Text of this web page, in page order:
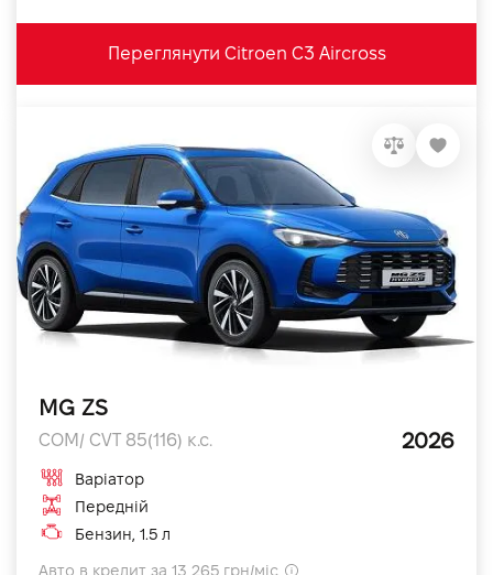
Переглянути Citroen C3 Aircross
MG ZS
COM/ CVT 85(116) к.с. 2026
Варіатор
Передній
Бензин, 1.5 л
Авто в кредит за 13 265 грн/міс